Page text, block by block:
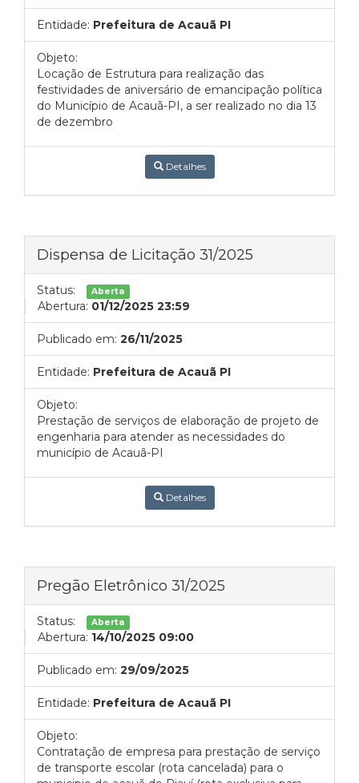
Entidade: Prefeitura de Acauã PI
Objeto:
Locação de Estrutura para realização das
festividades de aniversário de emancipação política
do Município de Acauã-PI, a ser realizado no dia 13
de dezembro
Detalhes
Dispensa de Licitação 31/2025
Status: Aberta
Abertura: 01/12/2025 23:59
Publicado em: 26/11/2025
Entidade: Prefeitura de Acauã PI
Objeto:
Prestação de serviços de elaboração de projeto de
engenharia para atender as necessidades do
município de Acauã-PI
Detalhes
Pregão Eletrônico 31/2025
Status: Aberta
Abertura: 14/10/2025 09:00
Publicado em: 29/09/2025
Entidade: Prefeitura de Acauã PI
Objeto:
Contratação de empresa para prestação de serviço
de transporte escolar (rota cancelada) para o